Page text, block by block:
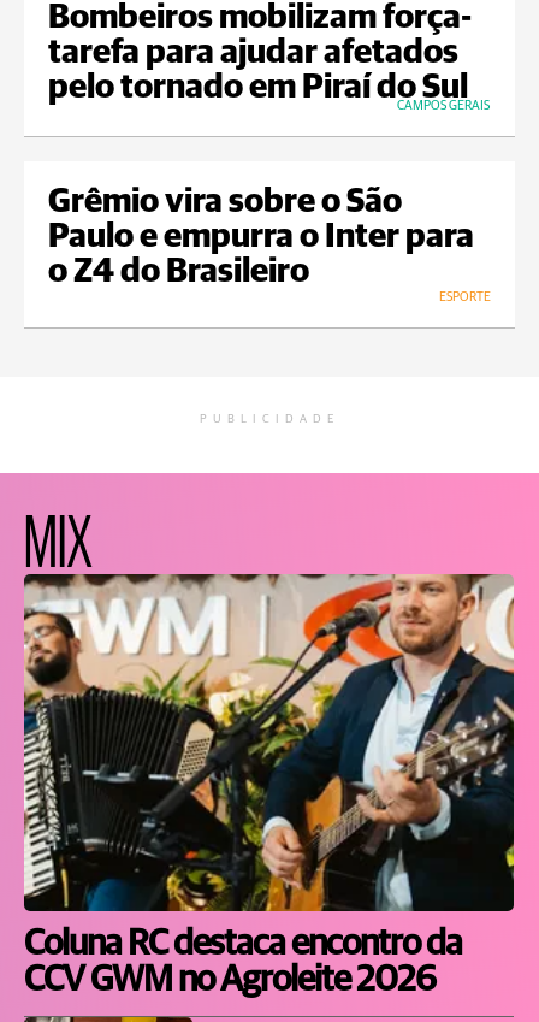
Bombeiros mobilizam força-
tarefa para ajudar afetados
pelo tornado em Piraí do Sul
CAMPOS GERAIS
Grêmio vira sobre o São
Paulo e empurra o Inter para
o Z4 do Brasileiro
ESPORTE
PUBLICIDADE
MIX
Coluna RC destaca encontro da
CCV GWM no Agroleite 2026